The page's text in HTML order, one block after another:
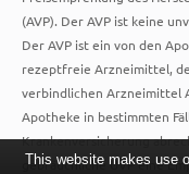
(AVP). Der AVP ist keine
Der AVP ist ein von den
rezeptfreie Arzneimittel,
verbindlichen Arzneimittel
Apotheke in bestimmten
Krankenversicherung
gebräuchliche UVP eine
This website makes use